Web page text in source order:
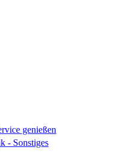
genießen
- Sonstiges